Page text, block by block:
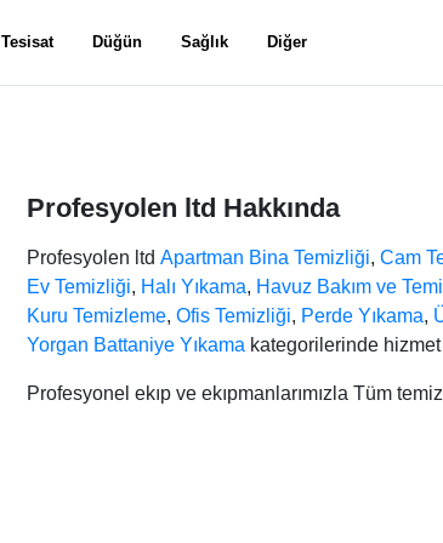
Tesisat Düğün Sağlık Diğer
Profesyolen ltd Hakkında
Profesyolen ltd Apartman Bina Temizliği, Cam
Ev Temizliği, Halı Yıkama, Havuz Bakım ve
Kuru Temizleme, Ofis Temizliği, Perde Yıkama,
Yorgan Battaniye Yıkama kategorilerinde
Profesyonel ekıp ve ekıpmanlarımızla Tüm